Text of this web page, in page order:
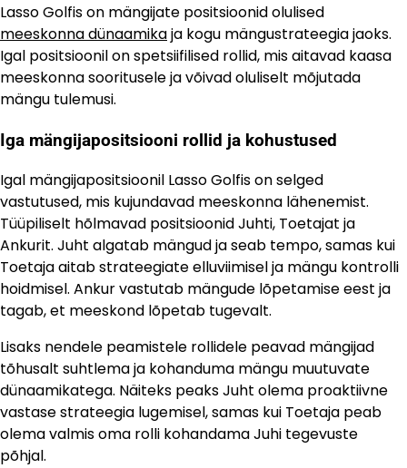
Lasso Golfis on mängijate positsioonid olulised
meeskonna dünaamikaja kogu mängustrateegia jaoks.
Igal positsioonil on spetsiifilised rollid, mis aitavad kaasa
meeskonna sooritusele ja võivad oluliselt mõjutada
mängu tulemusi.
Iga mängijapositsiooni rollid ja kohustused
Igal mängijapositsioonil Lasso Golfis on selged
vastutused, mis kujundavad meeskonna lähenemist.
Tüüpiliselt hõlmavad positsioonid Juhti, Toetajat ja
Ankurit. Juht algatab mängud ja seab tempo, samas kui
Toetaja aitab strateegiate elluviimisel ja mängu kontrolli
hoidmisel. Ankur vastutab mängude lõpetamise eest ja
tagab, et meeskond lõpetab tugevalt.
Lisaks nendele peamistele rollidele peavad mängijad
tõhusalt suhtlema ja kohanduma mängu muutuvate
dünaamikatega. Näiteks peaks Juht olema proaktiivne
vastase strateegia lugemisel, samas kui Toetaja peab
olema valmis oma rolli kohandama Juhi tegevuste
põhjal.